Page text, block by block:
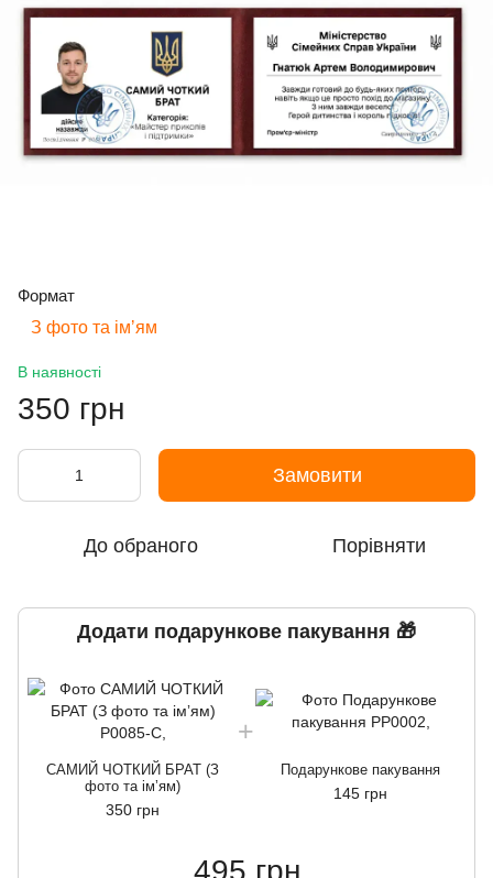
Формат
З фото та імʼям
В наявності
350 грн
Замовити
До обраного Порівняти
Додати подарункове пакування 🎁
САМИЙ ЧОТКИЙ БРАТ (З
фото та імʼям)
350 грн
Подарункове пакування
145 грн
495 грн